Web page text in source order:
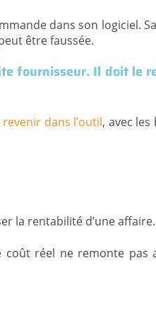
dans son logiciel.
être faussée.
fournisseur. Il doit le
dans l’outil, avec
la rentabilité d’une affaire.
coût réel ne remonte